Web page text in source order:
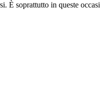
È soprattutto in queste